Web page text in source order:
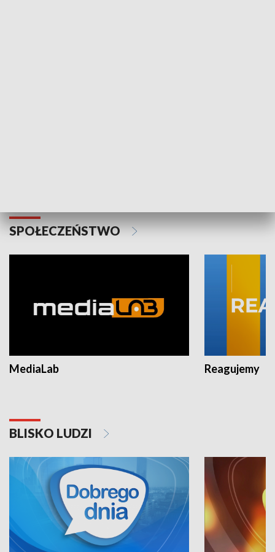
SPOŁECZEŃSTWO
MediaLab Reagujemy
BLISKO LUDZI